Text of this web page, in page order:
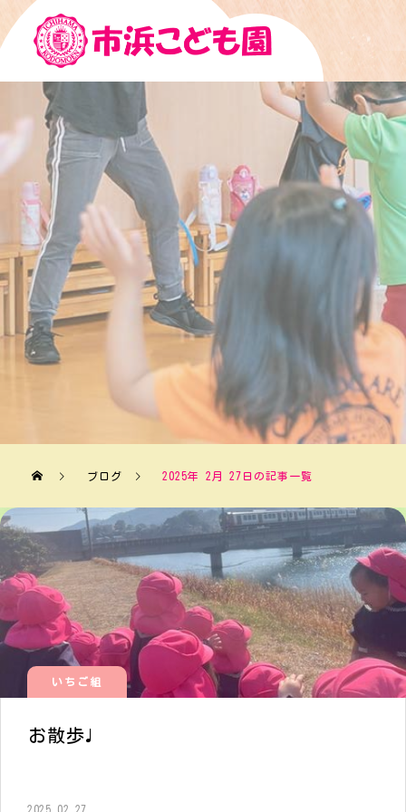
ブログ 2025年 2月 27日の記事一覧
いちご組
お散歩♩
2025.02.27